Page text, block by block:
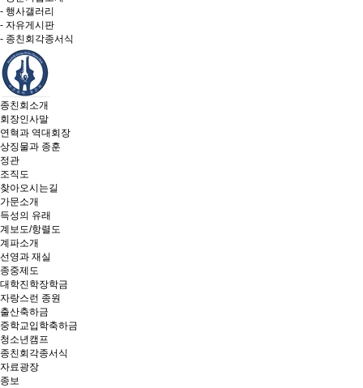
- 행사갤러리
- 자유게시판
- 종친회각종서식
종친회소개
회장인사말
연혁과 역대회장
상징물과 종훈
정관
조직도
찾아오시는길
가문소개
득성의 유래
계보도/항렬도
계파소개
선영과 재실
종중제도
대학진학장학금
자랑스런 종원
출산축하금
중학교입학축하금
청소년캠프
종친회각종서식
자료광장
종보